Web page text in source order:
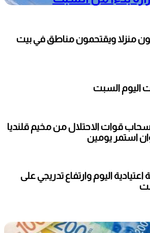
منزلا ويقتحمون مناطق في بيت
اليوم السبت
قوات الاحتلال من مخيم قلنديا
استمر يومين
اعتيادية اليوم وارتفاع تدريجي على